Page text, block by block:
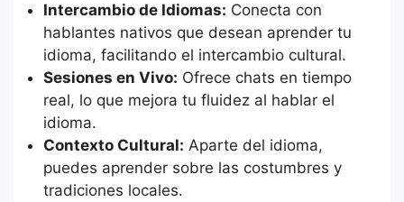
Intercambio de Idiomas: Conecta con
hablantes nativos que desean aprender tu
idioma, facilitando el intercambio cultural.
Sesiones en Vivo: Ofrece chats en tiempo
real, lo que mejora tu fluidez al hablar el
idioma.
Contexto Cultural: Aparte del idioma,
puedes aprender sobre las costumbres y
tradiciones locales.